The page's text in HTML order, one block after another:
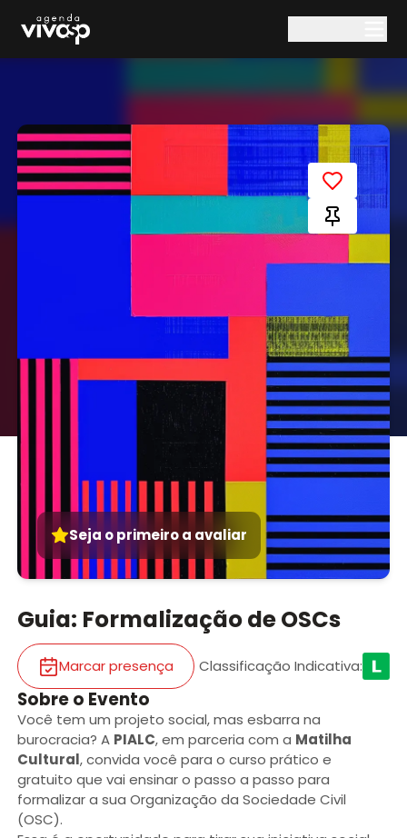
Seja o primeiro a avaliar
Guia: Formalização de OSCs
Marcar presença Classificação Indicativa:
Sobre o Evento
Você tem um projeto social, mas esbarra na
burocracia? A PIALC, em parceria com a Matilha
Cultural, convida você para o curso prático e
gratuito que vai ensinar o passo a passo para
formalizar a sua Organização da Sociedade Civil
(OSC).